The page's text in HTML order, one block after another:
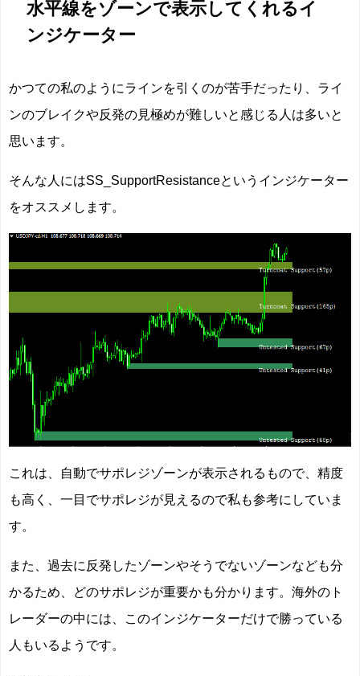
水平線をゾーンで表示してくれるイ
ンジケーター
かつての私のようにラインを引くのが苦手だったり、ライ
ンのブレイクや反発の見極めが難しいと感じる人は多いと
思います。
そんな人にはSS_SupportResistanceというインジケーター
をオススメします。
これは、自動でサポレジゾーンが表示されるもので、精度
も高く、一目でサポレジが見えるので私も参考にしていま
す。
また、過去に反発したゾーンやそうでないゾーンなども分
かるため、どのサポレジが重要かも分かります。海外のト
レーダーの中には、このインジケーターだけで勝っている
人もいるようです。